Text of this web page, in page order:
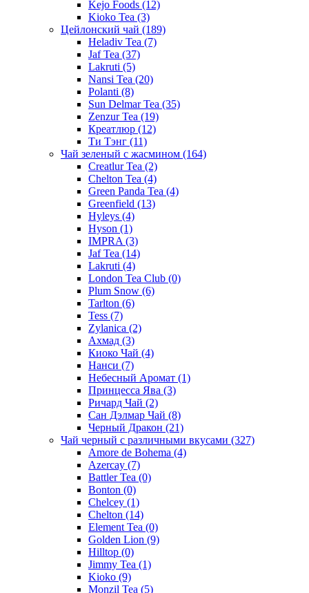
Kejo Foods (12)
Kioko Tea (3)
Цейлонский чай (189)
Heladiv Tea (7)
Jaf Tea (37)
Lakruti (5)
Nansi Tea (20)
Polanti (8)
Sun Delmar Tea (35)
Zenzur Tea (19)
Креатлюр (12)
Ти Тэнг (11)
Чай зеленый с жасмином (164)
Creatlur Tea (2)
Chelton Tea (4)
Green Panda Tea (4)
Greenfield (13)
Hyleys (4)
Hyson (1)
IMPRA (3)
Jaf Tea (14)
Lakruti (4)
London Tea Club (0)
Plum Snow (6)
Tarlton (6)
Tess (7)
Zylanica (2)
Ахмад (3)
Киоко Чай (4)
Нанси (7)
Небесный Аромат (1)
Принцесса Ява (3)
Ричард Чай (2)
Сан Дэлмар Чай (8)
Черный Дракон (21)
Чай черный с различными вкусами (327)
Amore de Bohema (4)
Azercay (7)
Battler Tea (0)
Bonton (0)
Chelcey (1)
Chelton (14)
Element Tea (0)
Golden Lion (9)
Hilltop (0)
Jimmy Tea (1)
Kioko (9)
Monzil Tea (5)